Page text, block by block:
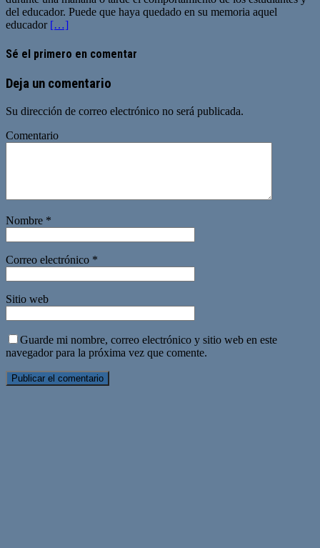
del educador. Puede que haya quedado en su memoria aquel
educador […]
Sé el primero en comentar
Deja un comentario
Su dirección de correo electrónico no será publicada.
Comentario
Nombre *
Correo electrónico *
Sitio web
Guarde mi nombre, correo electrónico y sitio web en este
navegador para la próxima vez que comente.